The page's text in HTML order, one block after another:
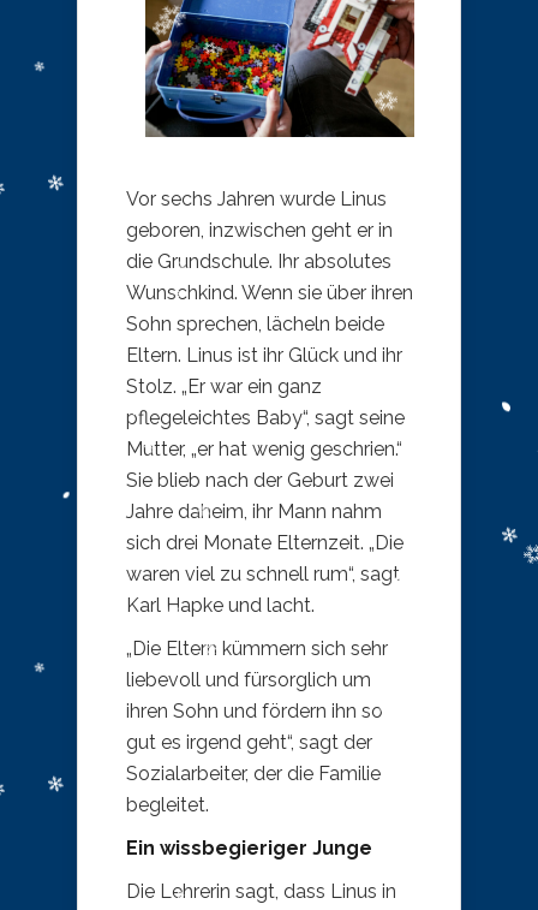
Vor sechs Jahren wurde Linus
geboren, inzwischen geht er in
die Grundschule. Ihr absolutes
Wunschkind. Wenn sie über ihren
Sohn sprechen, lächeln beide
Eltern. Linus ist ihr Glück und ihr
Stolz. „Er war ein ganz
pflegeleichtes Baby“, sagt seine
Mutter, „er hat wenig geschrien.“
Sie blieb nach der Geburt zwei
Jahre daheim, ihr Mann nahm
sich drei Monate Elternzeit. „Die
waren viel zu schnell rum“, sagt
Karl Hapke und lacht.
„Die Eltern kümmern sich sehr
liebevoll und fürsorglich um
ihren Sohn und fördern ihn so
gut es irgend geht“, sagt der
Sozialarbeiter, der die Familie
begleitet.
Ein wissbegieriger Junge
Die Lehrerin sagt, dass Linus in